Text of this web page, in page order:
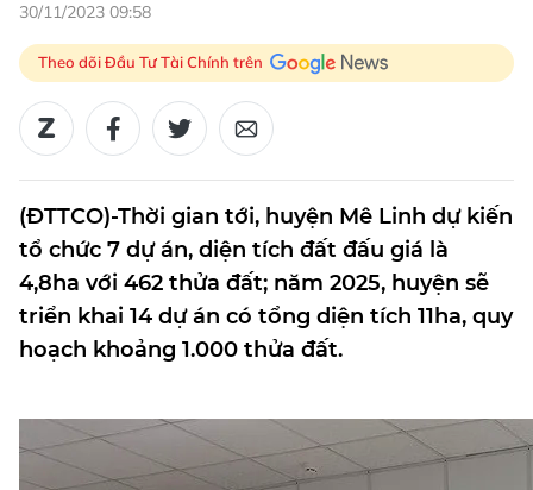
30/11/2023 09:58
Theo dõi Đầu Tư Tài Chính trên
(ĐTTCO)-Thời gian tới, huyện Mê Linh dự kiến
tổ chức 7 dự án, diện tích đất đấu giá là
4,8ha với 462 thửa đất; năm 2025, huyện sẽ
triển khai 14 dự án có tổng diện tích 11ha, quy
hoạch khoảng 1.000 thửa đất.